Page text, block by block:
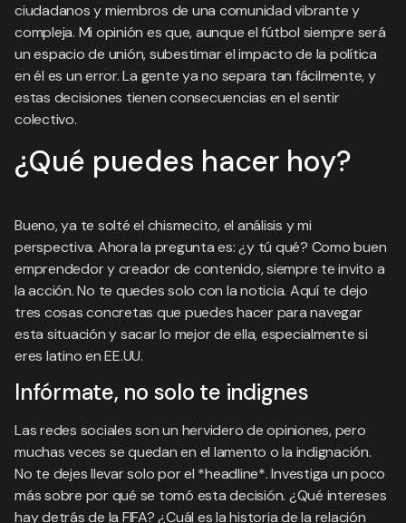
ciudadanos y miembros de una comunidad vibrante y
compleja. Mi opinión es que, aunque el fútbol siempre será
un espacio de unión, subestimar el impacto de la política
en él es un error. La gente ya no separa tan fácilmente, y
estas decisiones tienen consecuencias en el sentir
colectivo.
¿Qué puedes hacer hoy?
Bueno, ya te solté el chismecito, el análisis y mi
perspectiva. Ahora la pregunta es: ¿y tú qué? Como buen
emprendedor y creador de contenido, siempre te invito a
la acción. No te quedes solo con la noticia. Aquí te dejo
tres cosas concretas que puedes hacer para navegar
esta situación y sacar lo mejor de ella, especialmente si
eres latino en EE.UU.
Infórmate, no solo te indignes
Las redes sociales son un hervidero de opiniones, pero
muchas veces se quedan en el lamento o la indignación.
No te dejes llevar solo por el *headline*. Investiga un poco
más sobre por qué se tomó esta decisión. ¿Qué intereses
hay detrás de la FIFA? ¿Cuál es la historia de la relación